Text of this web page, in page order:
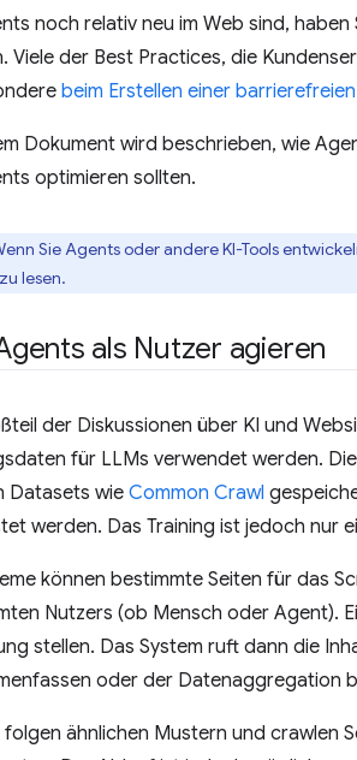
noch relativ neu im Web sind,
Viele der Best Practices, die
beim Erstellen einer
Dokument wird beschrieben, wie
optimieren sollten.
Sie Agents oder andere KI-Tools
zu lesen.
als Nutzer agieren
der Diskussionen über KI und
für LLMs verwendet werden.
Datasets wie Common Crawl
werden. Das Training ist jedoch nur
können bestimmte Seiten für das
Nutzers (ob Mensch oder Agent).
stellen. Das System ruft dann die
oder der Datenaggregation
ähnlichen Mustern und crawlen